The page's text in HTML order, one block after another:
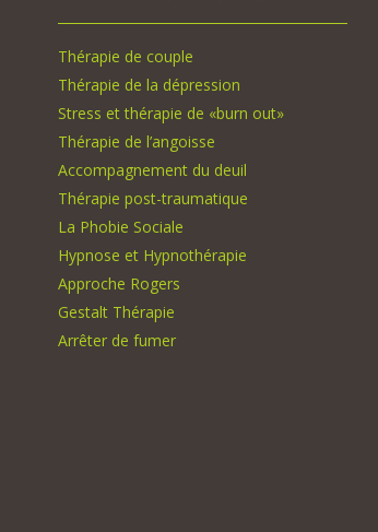
Thérapie de couple
Thérapie de la dépression
Stress et thérapie de «burn out»
Thérapie de l’angoisse
Accompagnement du deuil
Thérapie post-traumatique
La Phobie Sociale
Hypnose et Hypnothérapie
Approche Rogers
Gestalt Thérapie
Arrêter de fumer